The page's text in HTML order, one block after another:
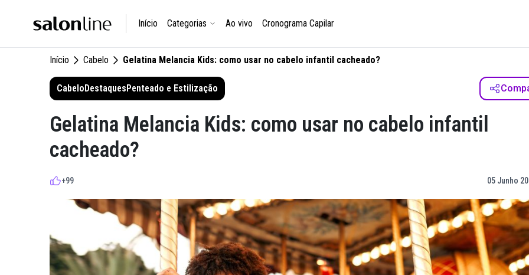
Início Categorias Ao vivo Cronograma Capilar
Início Cabelo Gelatina Melancia Kids: como usar no cabelo infantil cacheado?
CabeloDestaquesPenteado e Estilização
Gelatina Melancia Kids: como usar no cabelo infantil
cacheado?
+99 05 Junho